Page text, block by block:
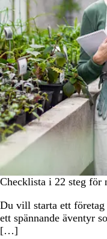
Checklista i 22 steg för
Du vill starta ett
ett spännande äventyr
[…]